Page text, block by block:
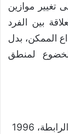
تغيير موازين
بين الفرد
الممكن، بدل
لمنطق
1996